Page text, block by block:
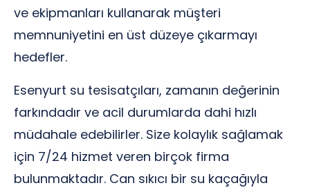
ve ekipmanları kullanarak müşteri
memnuniyetini en üst düzeye çıkarmayı
hedefler.
Esenyurt su tesisatçıları, zamanın değerinin
farkındadır ve acil durumlarda dahi hızlı
müdahale edebilirler. Size kolaylık sağlamak
için 7/24 hizmet veren birçok firma
bulunmaktadır. Can sıkıcı bir su kaçağıyla